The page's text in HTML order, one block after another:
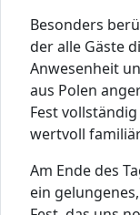
Besonders
der alle Gäste
Anwesenheit
aus Polen
Fest
wertvoll
Am Ende des
ein